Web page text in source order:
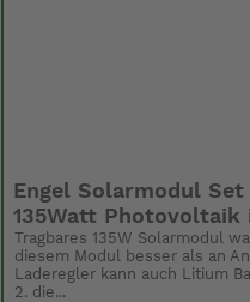
Engel Solarmodul Set
135Watt Photovoltaik
Tragbares 135W Solarmodul
diesem Modul besser als an
Laderegler kann auch Litium
2. die...